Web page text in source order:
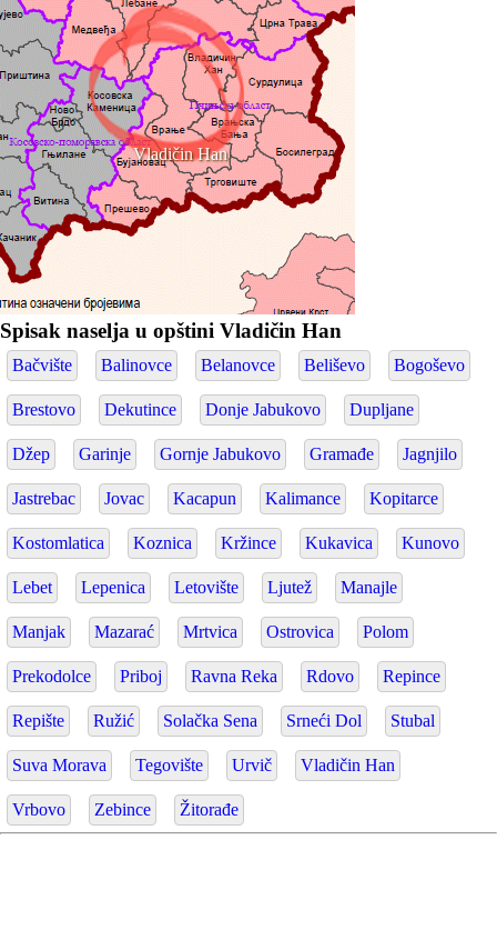
Vladičin Han
Spisak naselja u opštini Vladičin Han
Bačvište Balinovce Belanovce Beliševo Bogoševo
Brestovo Dekutince Donje Jabukovo Dupljane
Džep Garinje Gornje Jabukovo Gramađe Jagnjilo
Jastrebac Jovac Kacapun Kalimance Kopitarce
Kostomlatica Koznica Kržince Kukavica Kunovo
Lebet Lepenica Letovište Ljutež Manajle
Manjak Mazarać Mrtvica Ostrovica Polom
Prekodolce Priboj Ravna Reka Rdovo Repince
Repište Ružić Solačka Sena Srneći Dol Stubal
Suva Morava Tegovište Urvič Vladičin Han
Vrbovo Zebince Žitorađe